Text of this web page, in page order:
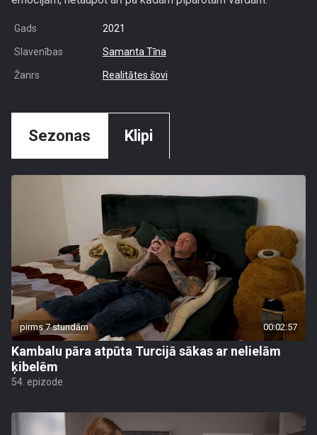
Gads 2021
Slavenības Samanta Tīna
Žanrs Realitātes šovi
Sezonas Klipi
pirms 7 stundām 00:02:57
Kambalu pāra atpūta Turcijā sākas ar nelielām
ķibelēm
54. epizode